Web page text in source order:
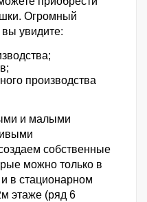
Огромный
увидите:
производства
и малыми
собственные
можно только в
в стационарном
этаже (ряд 6